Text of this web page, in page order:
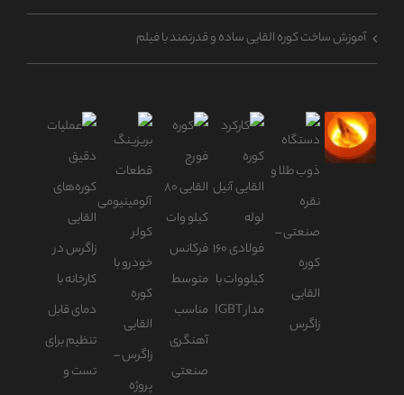
آموزش ساخت کوره القایی ساده و قدرتمند با فیلم